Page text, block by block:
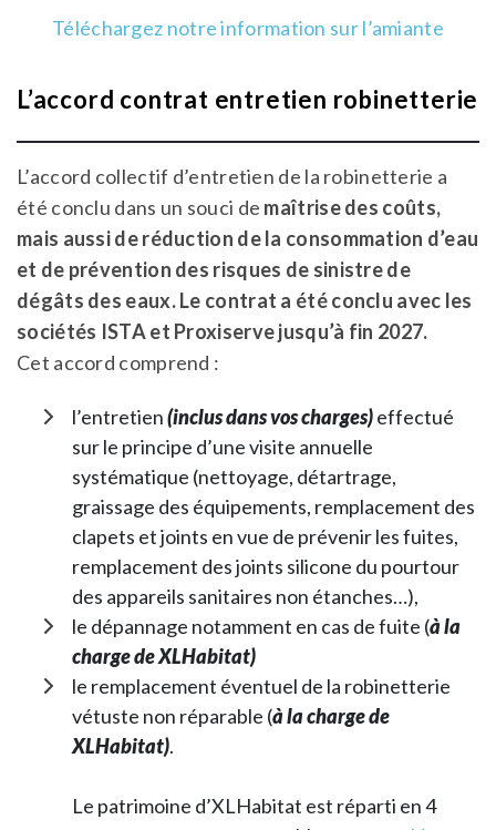
Téléchargez notre information sur l’amiante
L’accord contrat entretien robinetterie
L’accord collectif d’entretien de la robinetterie a
été conclu dans un souci de maîtrise des coûts,
mais aussi de réduction de la consommation d’eau
et de prévention des risques de sinistre de
dégâts des eaux. Le contrat a été conclu avec les
sociétés ISTA et Proxiserve jusqu’à fin 2027.
Cet accord comprend :
l’entretien(inclus dans vos charges)effectué
sur le principe d’une visite annuelle
systématique (nettoyage, détartrage,
graissage des équipements, remplacement des
clapets et joints en vue de prévenir les fuites,
remplacement des joints silicone du pourtour
des appareils sanitaires non étanches…),
le dépannage notamment en cas de fuite (à la
charge de XLHabitat)
le remplacement éventuel de la robinetterie
vétuste non réparable (à la charge de
XLHabitat).
Le patrimoine d’XLHabitat est réparti en 4